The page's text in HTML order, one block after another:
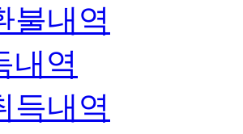
불내역
내역
득내역